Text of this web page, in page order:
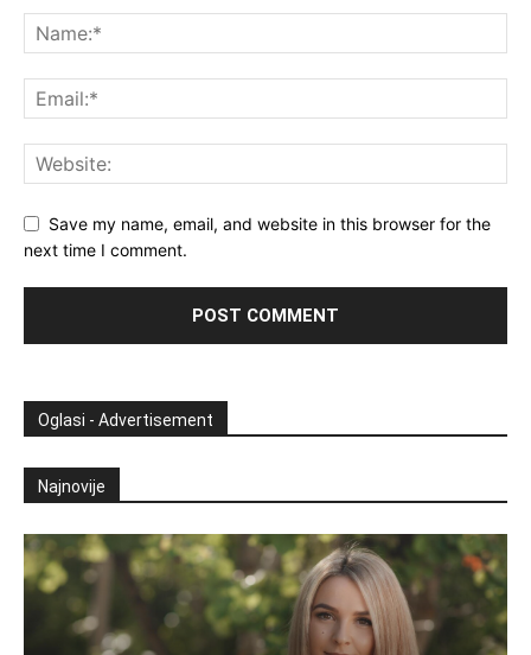
Save my name, email, and website in this browser for the
next time I comment.
Oglasi - Advertisement
Najnovije